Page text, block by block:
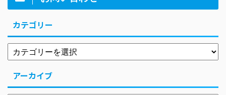
カテゴリー
アーカイブ